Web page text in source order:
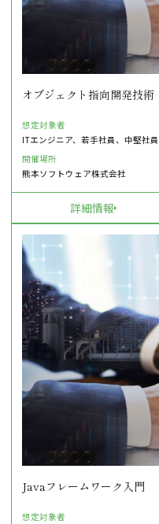
オブジェクト指向開発技術
想定対象者
ITエンジニア、若手社員、中堅社
開催場所
熊本ソフトウェア株式会社
詳細情報
Javaフレームワーク入門
想定対象者